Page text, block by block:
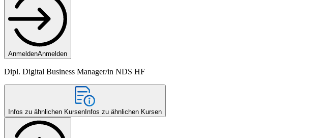
AnmeldenAnmelden
Dipl. Di­gi­tal Bu­si­ness Ma­na­ger/in NDS HF
Infos zu ähnlichen Kursen Infos zu ähnlichen Kursen